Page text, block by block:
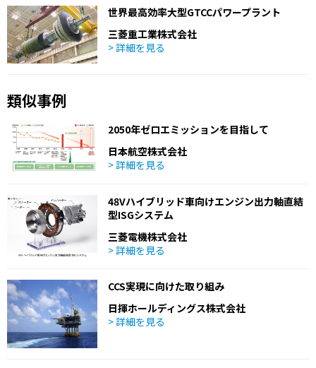
世界最高効率大型GTCCパワープラント
三菱重工業株式会社
> 詳細を見る
類似事例
2050年ゼロエミッションを目指して
日本航空株式会社
> 詳細を見る
48Vハイブリッド車向けエンジン出力軸直結
型ISGシステム
三菱電機株式会社
> 詳細を見る
CCS実現に向けた取り組み
日揮ホールディングス株式会社
> 詳細を見る